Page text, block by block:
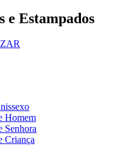
e Estampados
Homem
Senhora
Criança